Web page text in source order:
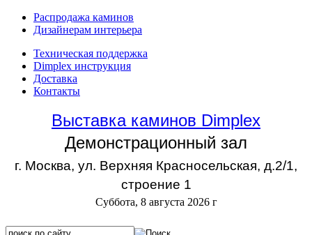
Распродажа каминов
Дизайнерам интерьера
Техническая поддержка
Dimplex инструкция
Доставка
Контакты
Выставка каминов Dimplex
Демонстрационный зал
г. Москва, ул. Верхняя Красносельская, д.2/1,
строение 1
Суббота, 8 августа 2026 г